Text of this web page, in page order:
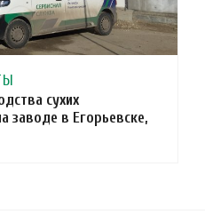
сухих
заводе в Егорьевске,